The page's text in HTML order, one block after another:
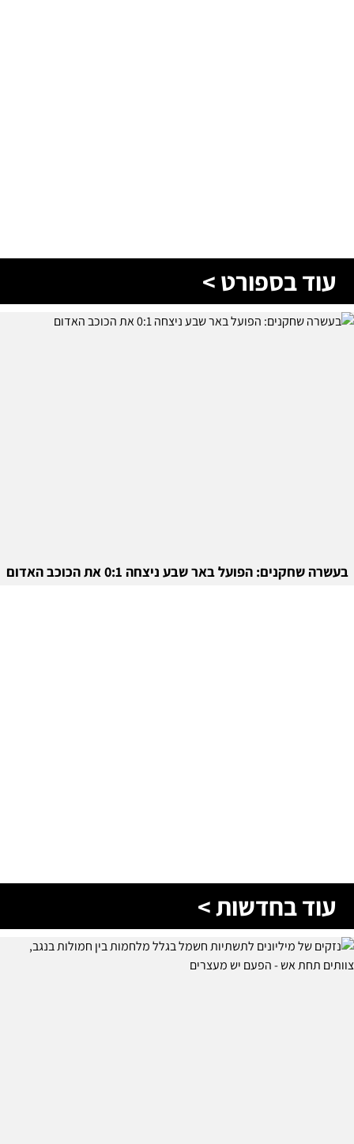
עוד בספורט >
בעשרה שחקנים: הפועל באר שבע ניצחה 0:1 את הכוכב האדום
עוד בחדשות >